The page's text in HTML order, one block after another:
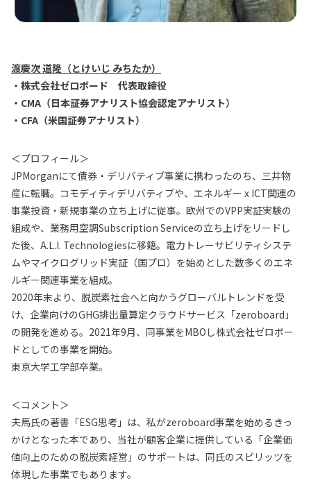
渡慶次 道隆（とけいじ みちたか）
・株式会社ゼロボード 代表取締役
・CMA（日本証券アナリスト協会認定アナリスト）
・CFA（米国証券アナリスト）
＜プロフィール＞
JPMorganにて債券・デリバティブ事業に携わったのち、三井物
産に転職。コモディティデリバティブや、エネルギー x ICT関連の
事業投資・新規事業の立ち上げに従事。欧州でのVPP実証実験の
組成や、業務用空調Subscription Serviceの立ち上げをリードし
た後、A.L.I. Technologiesに移籍。電力トレーサビリティシステ
ムやマイクログリッド実証（国プロ）を始めとした数多くのエネ
ルギー関連事業を組成。
2020年末より、脱炭素社会へと向かうグローバルトレンドを受
け、企業向けのGHG排出量算定クラウドサービス「zeroboard」
の開発を進める。2021年9月、同事業をMBOし株式会社ゼロボー
ドとしての事業を開始。
東京大学工学部卒業。
＜コメント＞
夫馬氏の著書「ESG思考」は、私がzeroboard事業を始めるきっ
かけとなった本であり、当社が顧客企業に提供している「企業価
値向上のための脱炭素経営」のサポートは、同氏のスピリッツを
体現した事業でもあります。